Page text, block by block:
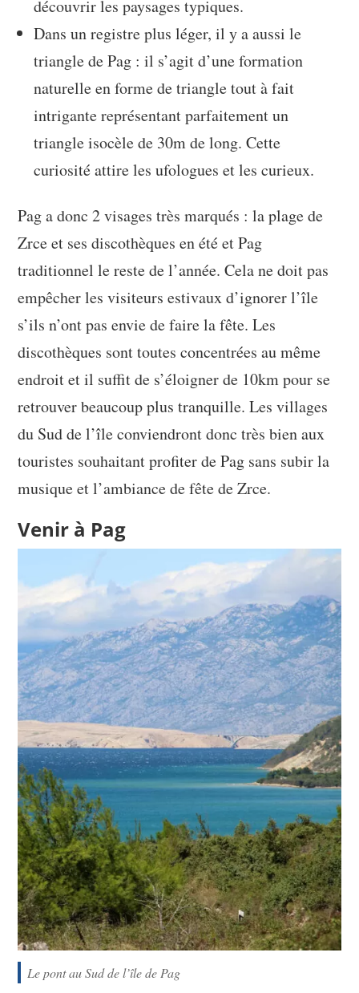
découvrir les paysages typiques.
Dans un registre plus léger, il y a aussi le
triangle de Pag : il s’agit d’une formation
naturelle en forme de triangle tout à fait
intrigante représentant parfaitement un
triangle isocèle de 30m de long. Cette
curiosité attire les ufologues et les curieux.
Pag a donc 2 visages très marqués : la plage de
Zrce et ses discothèques en été et Pag
traditionnel le reste de l’année. Cela ne doit pas
empêcher les visiteurs estivaux d’ignorer l’île
s’ils n’ont pas envie de faire la fête. Les
discothèques sont toutes concentrées au même
endroit et il suffit de s’éloigner de 10km pour se
retrouver beaucoup plus tranquille. Les villages
du Sud de l’île conviendront donc très bien aux
touristes souhaitant profiter de Pag sans subir la
musique et l’ambiance de fête de Zrce.
Venir à Pag
Le pont au Sud de l’île de Pag